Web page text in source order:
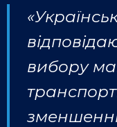
вибору